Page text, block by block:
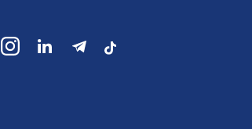
InstagramLinkedIn Telegram
Tiktok